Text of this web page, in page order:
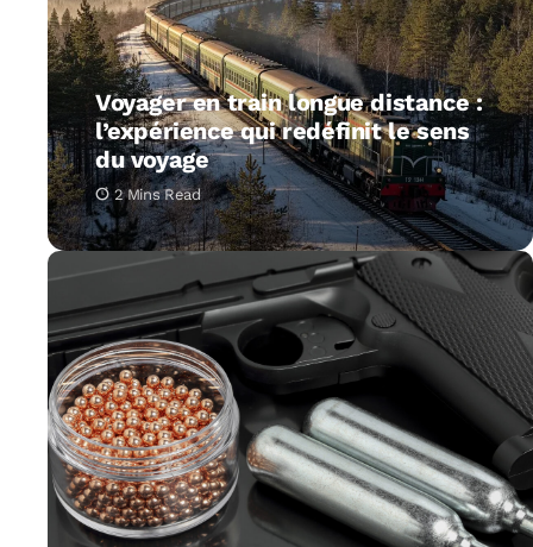
Voyager en train longue distance :
l’expérience qui redéfinit le sens
du voyage
2 Mins Read